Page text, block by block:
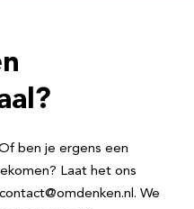
ben je ergens een
Laat het ons
We